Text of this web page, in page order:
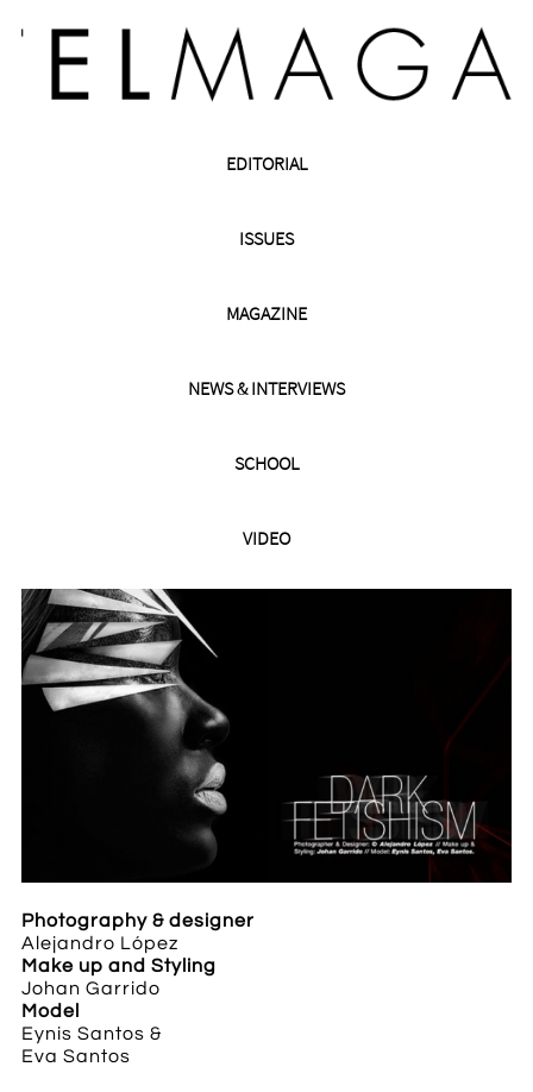
EDITORIAL
ISSUES
MAGAZINE
NEWS & INTERVIEWS
SCHOOL
VIDEO
Photography & designer
Alejandro López
Make up and Styling
Johan Garrido
Model
Eynis Santos &
Eva Santos